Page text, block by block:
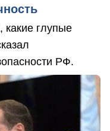
какие глупые
РФ.